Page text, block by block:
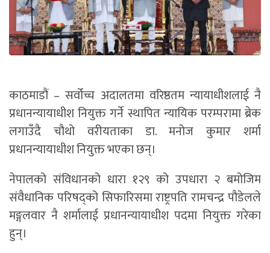
काठमाडौं – सर्वोच्च अदालतमा वरिष्ठतम न्यायाधीशलाई नै
प्रधानन्यायाधीश नियुक्त गर्ने स्थापित न्यायिक परम्परामा ब्रेक
लगाउँदै चौथो वरीयताका डा. मनोज कुमार शर्मा
प्रधानन्यायाधीश नियुक्त भएका छन्।
नेपालको संविधानको धारा १२९ को उपधारा २ बमोजिम
संवैधानिक परिषद्को सिफारिसमा राष्ट्रपति रामचन्द्र पौडेलले
मङ्गलवार नै शर्मालाई प्रधानन्यायाधीश पदमा नियुक्त गरेका
हुन्।